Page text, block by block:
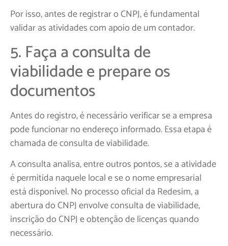
Por isso, antes de registrar o CNPJ, é fundamental
validar as atividades com apoio de um contador.
5. Faça a consulta de
viabilidade e prepare os
documentos
Antes do registro, é necessário verificar se a empresa
pode funcionar no endereço informado. Essa etapa é
chamada de consulta de viabilidade.
A consulta analisa, entre outros pontos, se a atividade
é permitida naquele local e se o nome empresarial
está disponível. No processo oficial da Redesim, a
abertura do CNPJ envolve consulta de viabilidade,
inscrição do CNPJ e obtenção de licenças quando
necessário.